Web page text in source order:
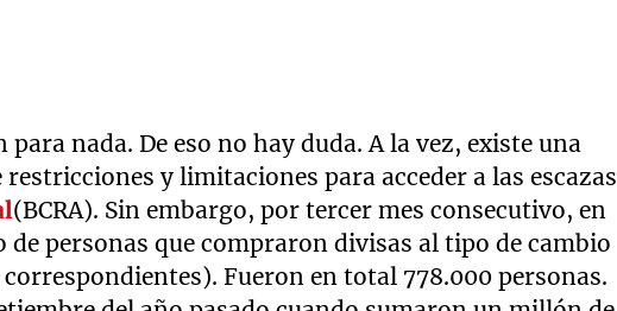
para nada. De eso no hay duda. A la vez, existe una
y limitaciones para acceder a las escazas
(BCRA). Sin embargo, por tercer mes consecutivo, en
personas que compraron divisas al tipo de cambio
Fueron en total 778.000 personas.